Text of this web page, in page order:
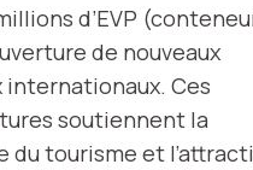
d’EVP
de nouveaux
Ces
soutiennent la
du tourisme et